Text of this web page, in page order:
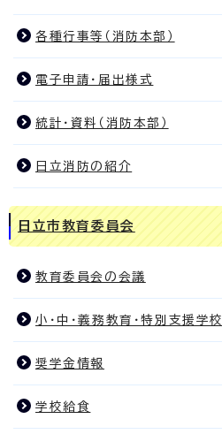
各種行事等（消防本部）
電子申請・届出様式
統計・資料（消防本部）
日立消防の紹介
日立市教育委員会
教育委員会の会議
小・中・義務教育・特別支援学校
奨学金情報
学校給食